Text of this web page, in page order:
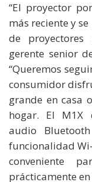
“El proyector
más reciente y
de proyectores
gerente senior
“Queremos
consumidor
grande en casa
hogar. El M1X
audio
funcionalidad
conveniente
prácticamente